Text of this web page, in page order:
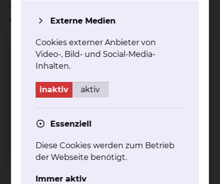
Wo kann ich einen Termin
vereinbaren?
Katrin Deppe
Fichtengrund 1, 38126 Braunschweig
Fax: +49 531 595 1723
Externe Medien
Cookies externer Anbieter von
Video-, Bild- und Social-Media-
Inhalten.
inaktiv aktiv
Essenziell
Diese Cookies werden zum Betrieb
der Webseite benötigt.
Immer aktiv